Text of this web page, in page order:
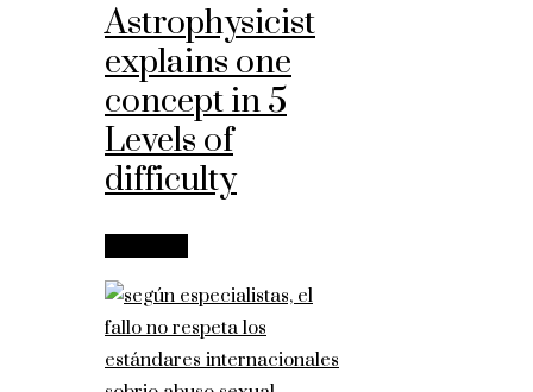
Astrophysicist
explains one
concept in 5
Levels of
difficulty